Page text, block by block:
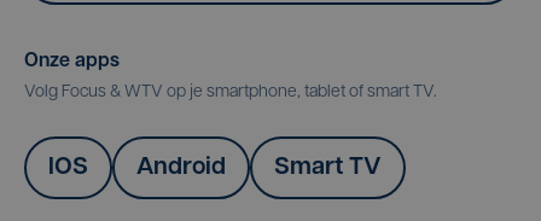
Onze apps
Volg Focus & WTV op je smartphone, tablet of smart TV.
IOS Android Smart TV